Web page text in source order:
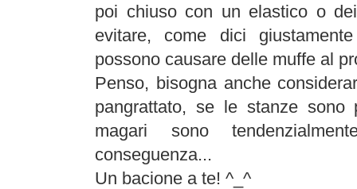
poi chiuso con un elastico o
evitare, come dici
possono causare delle muffe al
Penso, bisogna anche
pangrattato, se le stanze
magari sono
conseguenza...
Un bacione a te! ^_^